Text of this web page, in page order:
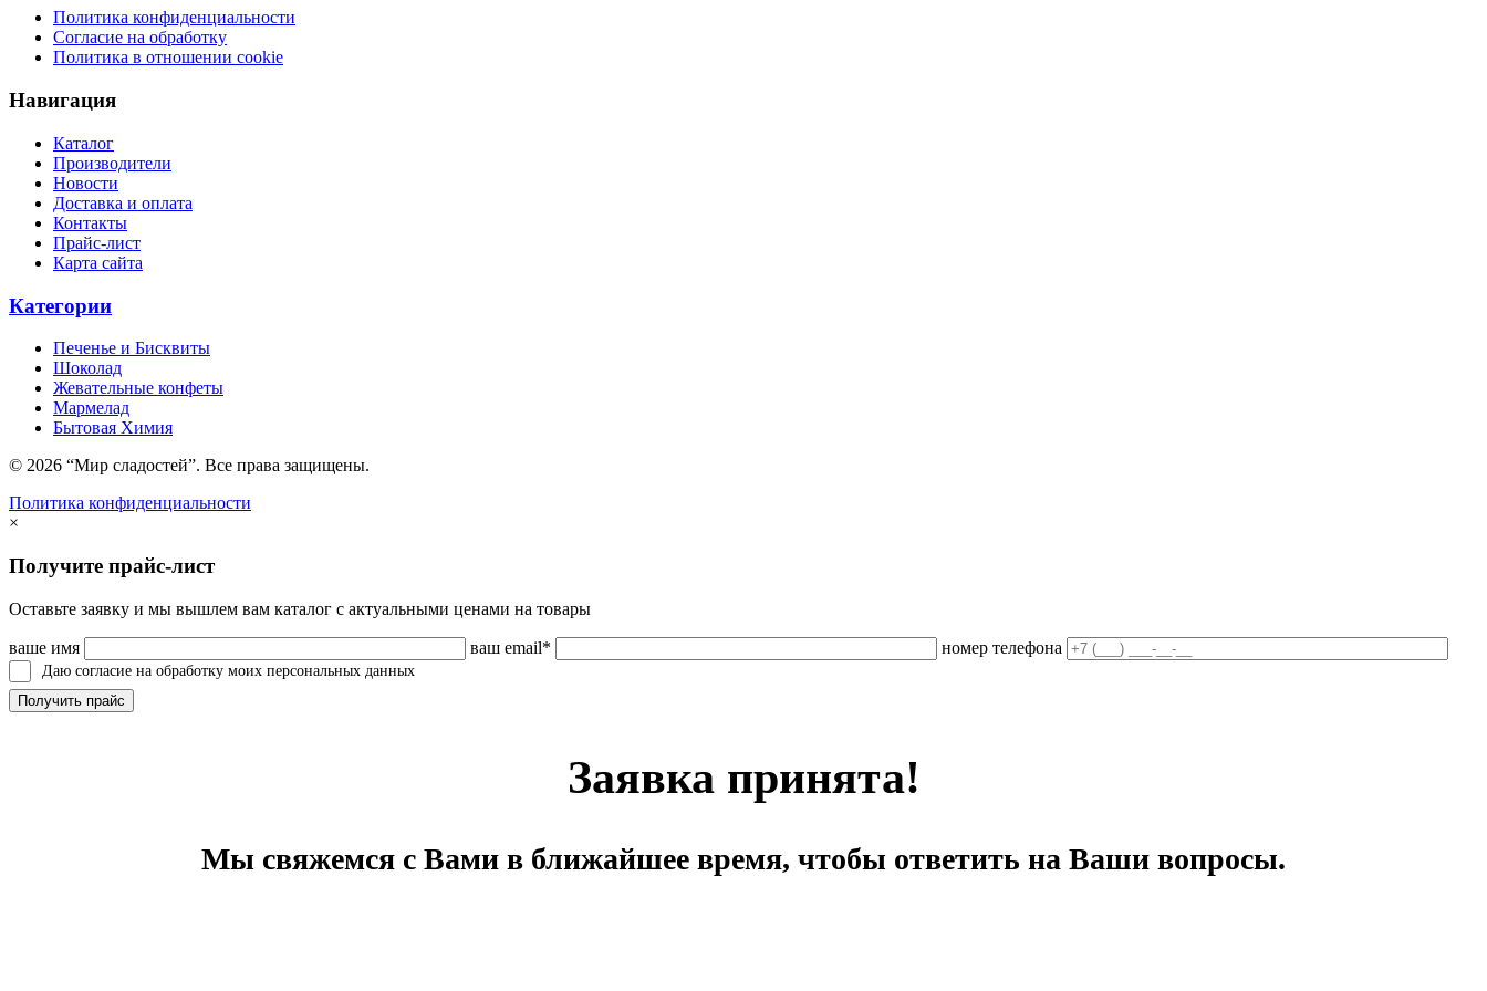
Политика конфиденциальности
Согласие на обработку
Политика в отношении cookie
Навигация
Каталог
Производители
Новости
Доставка и оплата
Контакты
Прайс-лист
Карта сайта
Категории
Печенье и Бисквиты
Шоколад
Жевательные конфеты
Мармелад
Бытовая Химия
© 2026 “Мир сладостей”. Все права защищены.
Политика конфиденциальности
×
Получите прайс-лист
Оставьте заявку и мы вышлем вам каталог с актуальными ценами на товары
ваше имя ваш email* номер телефона
Даю согласие на обработку моих персональных данных
Заявка принята!
Мы свяжемся с Вами в ближайшее время, чтобы ответить на Ваши вопросы.